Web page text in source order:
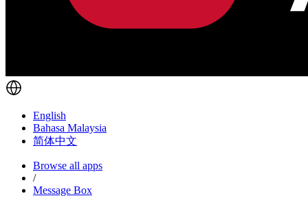
English
Bahasa Malaysia
简体中文
Browse all apps
/
Message Box